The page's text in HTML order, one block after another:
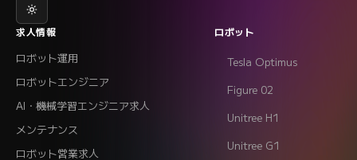
求人情報
ロボット運用
ロボットエンジニア
AI・機械学習エンジニア求人
メンテナンス
ロボット営業求人
ロボット
Tesla Optimus
Figure 02
Unitree H1
Unitree G1